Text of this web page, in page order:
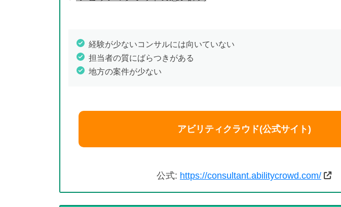
経験が少ないコンサルには向いていない
担当者の質にばらつきがある
地方の案件が少ない
アビリティクラウド(公式サイト)
公式: https://consultant.abilitycrowd.com/